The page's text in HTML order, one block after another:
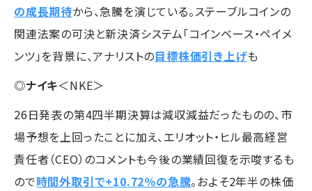
の成長期待から、急騰を演じている。ステーブルコインの
関連法案の可決と新決済システム「コインベース・ペイメ
ンツ」を背景に、アナリストの目標株価引き上げも
◎ナイキ＜NKE＞
26日発表の第4四半期決算は減収減益だったものの、市
場予想を上回ったことに加え、エリオット・ヒル最高経営
責任者（CEO）のコメントも今後の業績回復を示唆するも
ので時間外取引で+10.72％の急騰。およそ2年半の株価